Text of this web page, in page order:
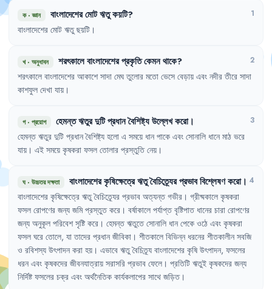
ক·জ্ঞান বাংলাদেশেরমোটঋতুকয়টি? 1
বাংলাদেশের মোট ঋতু ছয়টি ।
খ· অনুধাবন শরৎকালেবাংলাদেশেরপ্রকৃতিকেমনথাকে? 2
শরৎকালে বাংলাদেশের আকাশে সাদা মেঘ তুলোর মতো ভেসে বেড়ায় এবং নদীর তীরে সাদা
কাশফুল দেখা যায় ।
গ· প্রয়োগ হেমন্তঋতুরদুটিপ্রধানবৈশিষ্ট্যউল্লেখকরো। 3
হেমন্ত ঋতুর দুটি প্রধান বৈশিষ্ট্য হলো এ সময়ে ধান পাকে এবং সোনালি ধানে মাঠ ভরে
যায় । এই সময়ে কৃষকরা ফসল তোলার প্রস্তুতি নেয় ।
ঘ· উচ্চতর দক্ষতা বাংলাদেশেরকৃষিক্ষেত্রেঋতুবৈচিত্র্যেরপ্রভাববিশ্লেষণকরো। 4
বাংলাদেশের কৃষিক্ষেত্রে ঋতু বৈচিত্র্যের প্রভাব অত্যন্ত গভীর । গ্রীষ্মকালে কৃষকরা
ফসল রোপণের জন্য জমি প্রস্তুত করে । বর্ষাকালে পর্যাপ্ত বৃষ্টিপাত ধানের চারা রোপণের
জন্য অনুকূল পরিবেশ সৃষ্টি করে । হেমন্ত ঋতুতে সোনালি ধান পেকে ওঠে এবং কৃষকরা
ফসল ঘরে তোলে, যা তাদের প্রধান জীবিকা । শীতকালে বিভিন্ন ধরনের শীতকালীন সবজি
ও রবিশস্য উৎপাদন করা হয় । এভাবে ঋতু বৈচিত্র্য বাংলাদেশের কৃষি উৎপাদন, ফসলের
ধরন এবং কৃষকদের জীবনযাত্রায় সরাসরি প্রভাব ফেলে । প্রতিটি ঋতুই কৃষকদের জন্য
নির্দিষ্ট ফসলের চক্র এবং অর্থনৈতিক কার্যকলাপের সাথে জড়িত।